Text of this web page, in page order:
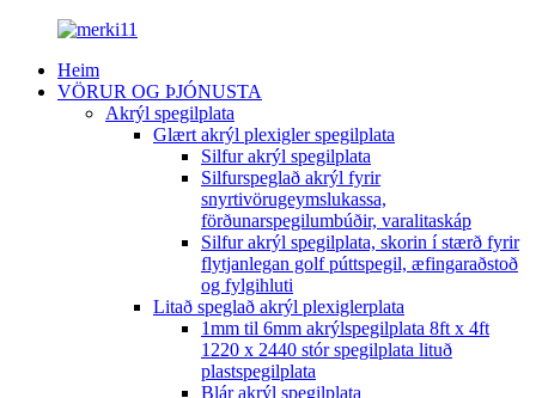
Heim
VÖRUR OG ÞJÓNUSTA
Akrýl spegilplata
Glært akrýl plexigler spegilplata
Silfur akrýl spegilplata
Silfurspeglað akrýl fyrir
snyrtivörugeymslukassa,
förðunarspegilumbúðir, varalitaskáp
Silfur akrýl spegilplata, skorin í stærð fyrir
flytjanlegan golf púttspegil, æfingaraðstoð
og fylgihluti
Litað speglað akrýl plexiglerplata
1mm til 6mm akrýlspegilplata 8ft x 4ft
1220 x 2440 stór spegilplata lituð
plastspegilplata
Blár akrýl spegilplata